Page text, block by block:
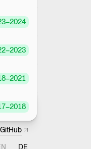
–2024
–2023
–2021
–2018
2025– 2026
in new window)
GitHub(Opens in new window)
DE